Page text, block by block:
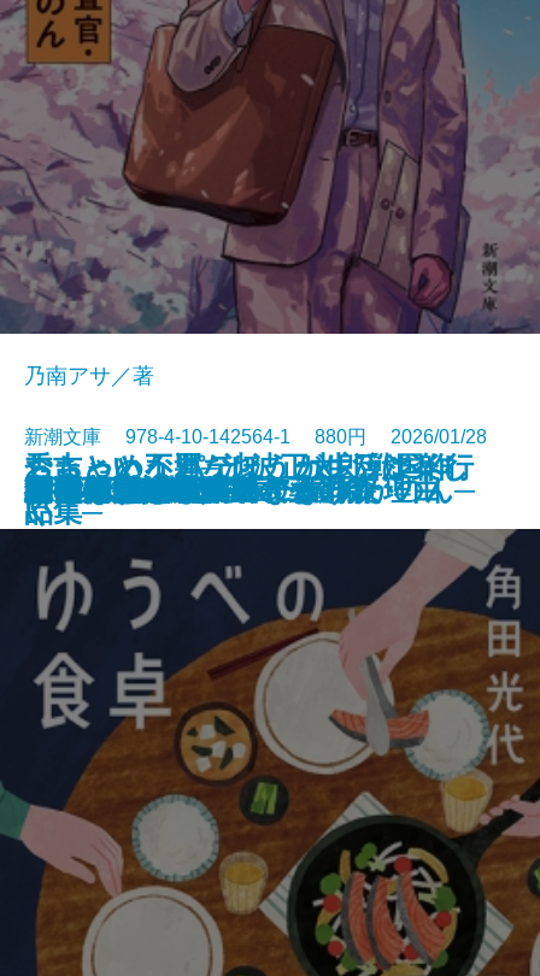
ちょっと不運なほうが生活は楽し
い
わたしたちが泥棒になった理由
こんな感じで書いてます
ラザロの迷宮
悪党たちのシチュー
おちゃめなパティ、カレッジへ行
く
猫の神隠し 幽世の薬剤師
忘らるる惑星
8月31日の初恋
雫の街─家裁調査官・庵原かのん─
乃南アサ／著
新潮文庫 978-4-10-142564-1 880円 2026/01/28
文庫電子書籍あり
ゆうべの食卓
神獣夢望伝
水谷豊 自伝
野獣死すべし
ジャックポット
秀吉という男─池波正太郎戦国作
品集─
判事の殺人リスト〔上〕
判事の殺人リスト〔下〕
彼女の思い出／逆さまの森
君を狂気と呼ぶのなら